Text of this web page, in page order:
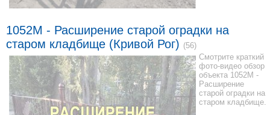
1052M - Расширение старой оградки на
старом кладбище (Кривой Рог) (56)
Смотрите краткий
фото-видео обзор
объекта 1052M -
Расширение
старой оградки на
старом кладбище.